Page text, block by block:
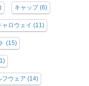
キャップ(6)
ャロウェイ (11)
(15)
フウェア (14)